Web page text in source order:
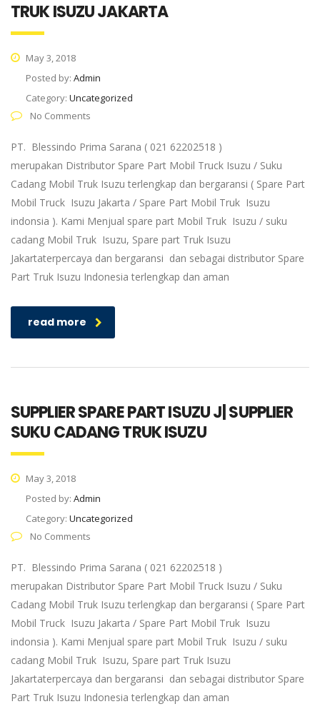
TRUK ISUZU JAKARTA
May 3, 2018
Posted by: Admin
Category: Uncategorized
No Comments
PT. Blessindo Prima Sarana ( 021 62202518 )
merupakan Distributor Spare Part Mobil Truck Isuzu / Suku
Cadang Mobil Truk Isuzu terlengkap dan bergaransi ( Spare Part
Mobil Truck Isuzu Jakarta / Spare Part Mobil Truk Isuzu
indonsia ). Kami Menjual spare part Mobil Truk Isuzu / suku
cadang Mobil Truk Isuzu, Spare part Truk Isuzu
Jakartaterpercaya dan bergaransi dan sebagai distributor Spare
Part Truk Isuzu Indonesia terlengkap dan aman
read more
SUPPLIER SPARE PART ISUZU J| SUPPLIER
SUKU CADANG TRUK ISUZU
May 3, 2018
Posted by: Admin
Category: Uncategorized
No Comments
PT. Blessindo Prima Sarana ( 021 62202518 )
merupakan Distributor Spare Part Mobil Truck Isuzu / Suku
Cadang Mobil Truk Isuzu terlengkap dan bergaransi ( Spare Part
Mobil Truck Isuzu Jakarta / Spare Part Mobil Truk Isuzu
indonsia ). Kami Menjual spare part Mobil Truk Isuzu / suku
cadang Mobil Truk Isuzu, Spare part Truk Isuzu
Jakartaterpercaya dan bergaransi dan sebagai distributor Spare
Part Truk Isuzu Indonesia terlengkap dan aman